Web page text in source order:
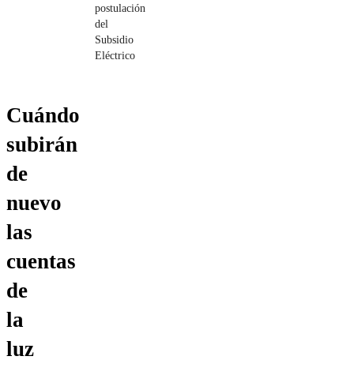
postulación
del
Subsidio
Eléctrico
Cuándo
subirán
de
nuevo
las
cuentas
de
la
luz